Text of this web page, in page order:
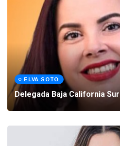
ELVA SOTO
Delegada Baja California Sur